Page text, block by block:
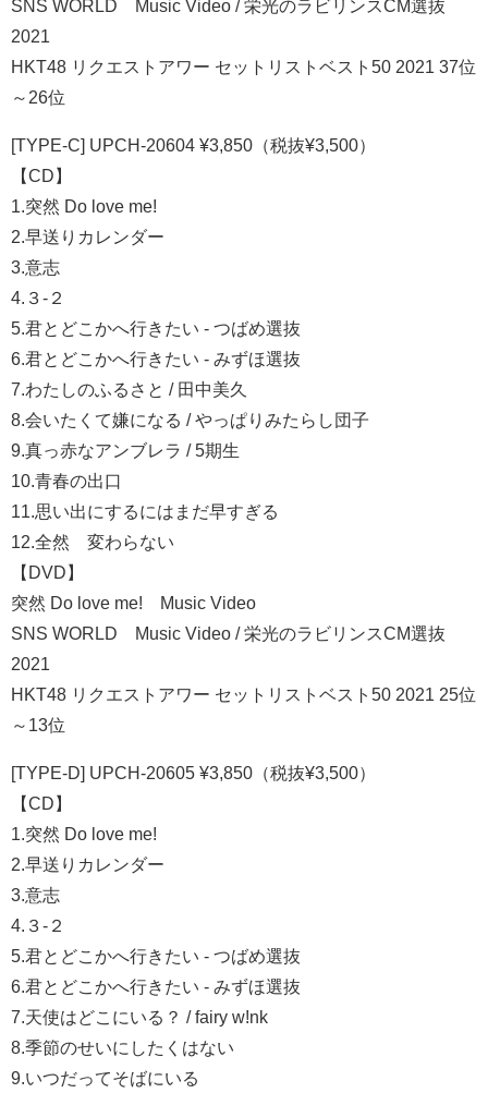
SNS WORLD Music Video / 栄光のラビリンスCM選抜
2021
HKT48 リクエストアワー セットリストベスト50 2021 37位
～26位
[TYPE-C] UPCH-20604 ¥3,850（税抜¥3,500）
【CD】
1.突然 Do love me!
2.早送りカレンダー
3.意志
4.３-２
5.君とどこかへ行きたい - つばめ選抜
6.君とどこかへ行きたい - みずほ選抜
7.わたしのふるさと / 田中美久
8.会いたくて嫌になる / やっぱりみたらし団子
9.真っ赤なアンブレラ / 5期生
10.青春の出口
11.思い出にするにはまだ早すぎる
12.全然 変わらない
【DVD】
突然 Do love me! Music Video
SNS WORLD Music Video / 栄光のラビリンスCM選抜
2021
HKT48 リクエストアワー セットリストベスト50 2021 25位
～13位
[TYPE-D] UPCH-20605 ¥3,850（税抜¥3,500）
【CD】
1.突然 Do love me!
2.早送りカレンダー
3.意志
4.３-２
5.君とどこかへ行きたい - つばめ選抜
6.君とどこかへ行きたい - みずほ選抜
7.天使はどこにいる？ / fairy w!nk
8.季節のせいにしたくはない
9.いつだってそばにいる